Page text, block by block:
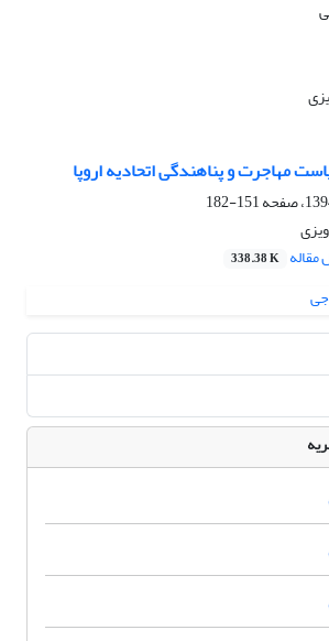
مهاجرت و پناهندگی اتحادیه اروپا
151-182
338.38 K